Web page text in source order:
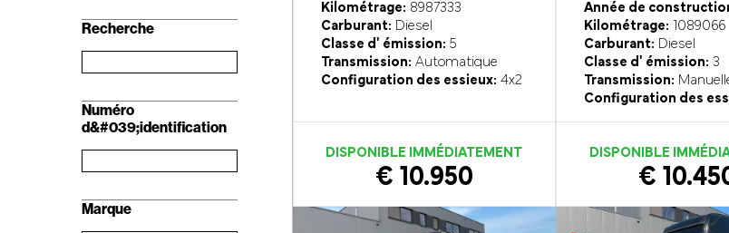
Recherche
Numéro
d&#039;identification
Marque
Kilométrage: 8987333
Carburant: Diesel
Classe d' émission: 5
Transmission: Automatique
Configuration des essieux: 4x2
DISPONIBLE IMMÉDIATEMENT
€ 10.950
Année de
Kilométrage: 1089066
Carburant: Diesel
Classe d' émission: 3
Transmission:
Configuration des
DISPONIBLE
€